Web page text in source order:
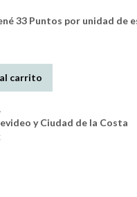
33 Puntos por unidad de
carrito
y Ciudad de la Costa